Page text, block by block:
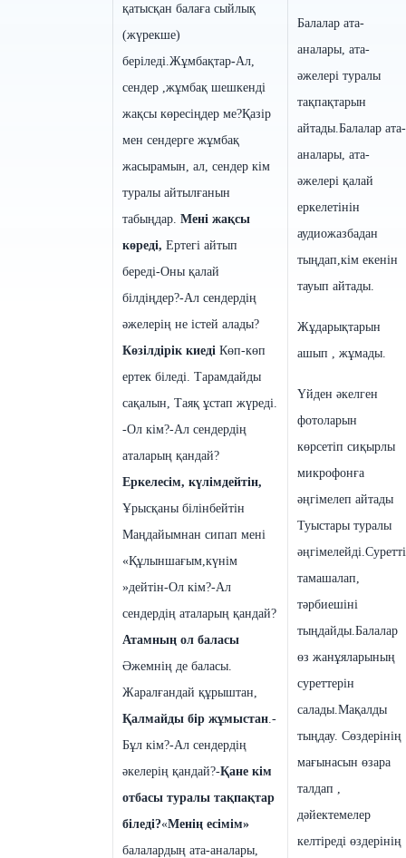
қатысқан балаға сыйлық
(жүрекше)
беріледі. Жұмбақтар-Ал,
сендер ,жұмбақ шешкенді
жақсы көресіңдер ме?Қазір
мен сендерге жұмбақ
жасырамын, ал, сендер кім
туралы айтылғанын
табыңдар. Мені жақсы
көреді, Ертегі айтып
береді-Оны қалай
білдіңдер?-Ал сендердің
әжелерің не істей алады?
Көзілдірік киеді Көп-көп
ертек біледі. Тарамдайды
сақалын, Таяқ ұстап жүреді.
-Ол кім?-Ал сендердің
аталарың қандай?
Еркелесім, күлімдейтін,
Ұрысқаны білінбейтін
Маңдайымнан сипап мені
«Құлыншағым,күнім
»дейтін-Ол кім?-Ал
сендердің аталарың қандай?
Атамның ол баласы
Әжемнің де баласы.
Жаралғандай құрыштан,
Қалмайды бір жұмыстан -
Бұл кім?-Ал сендердің
әкелерің қандай?-Қане кім
отбасы туралы тақпақтар
біледі?«Менің есімім»
балалардың ата-аналары,
Балалар ата-
аналары, ата-
әжелері туралы
тақпақтарын
айтады. Балалар ата-
аналары, ата-
әжелері қалай
еркелетінін
аудиожазбадан
тыңдап,кім екенін
тауып айтады.
Жұдарықтарын
ашып , жұмады.
Үйден әкелген
фотоларын
көрсетіп сиқырлы
микрофонға
әңгімелеп айтады
Туыстары туралы
әңгімелейді. Суретті
тамашалап,
тәрбиешіні
тыңдайды. Балалар
өз жанұяларының
суреттерін
салады. Мақалды
тыңдау. Сөздерінің
мағынасын өзара
талдап ,
дәйектемелер
келтіреді өздерінің